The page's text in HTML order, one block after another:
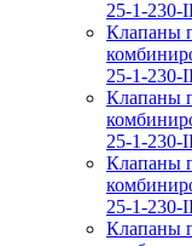
25-1-230-
Клапаны
25-1-230-
Клапаны
25-1-230-
Клапаны
25-1-230-
Клапаны